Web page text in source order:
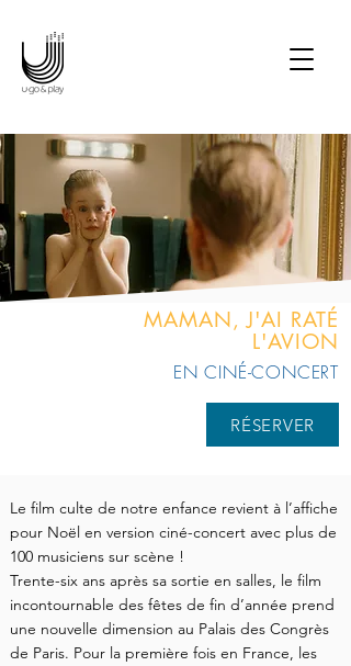
MAMAN, J'AI RATÉ
L'AVION
EN CINÉ-CONCERT
RÉSERVER
Le film culte de notre enfance revient à l’affiche
pour Noël en version ciné-concert avec plus de
100 musiciens sur scène !
Trente-six ans après sa sortie en salles, le film
incontournable des fêtes de fin d’année prend
une nouvelle dimension au Palais des Congrès
de Paris. Pour la première fois en France, les